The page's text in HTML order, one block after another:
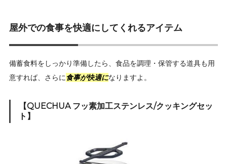
屋外での食事を快適にしてくれるアイテム
備蓄食料をしっかり準備したら、食品を調理・保管する道具も用
意すれば、さらに食事が快適になりますよ。
【QUECHUA フッ素加工ステンレス/クッキングセッ
ト】